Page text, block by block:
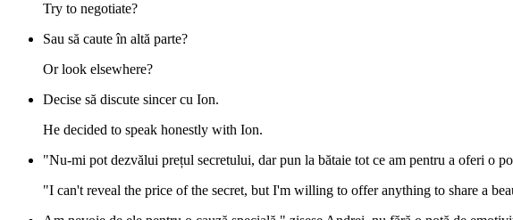
Try to negotiate?
Sau să caute în altă parte?
Or look elsewhere?
Decise să discute sincer cu Ion.
He decided to speak honestly with Ion.
"Nu-mi pot dezvălui prețul secretului, dar pun la bătaie tot ce am pentru a oferi o
"I can't reveal the price of the secret, but I'm willing to offer anything to share a